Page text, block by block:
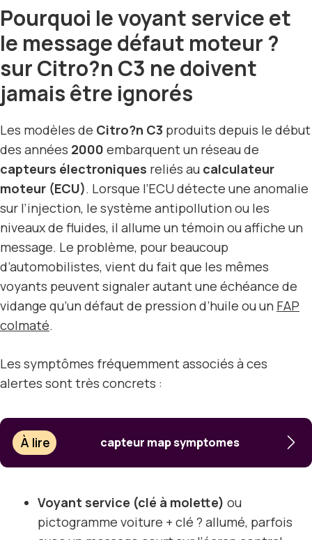
Pourquoi le voyant service et
le message défaut moteur ?
sur Citro?n C3 ne doivent
jamais être ignorés
Les modèles de Citro?n C3 produits depuis le début
des années 2000 embarquent un réseau de
capteurs électroniques reliés au calculateur
moteur (ECU). Lorsque l’ECU détecte une anomalie
sur l’injection, le système antipollution ou les
niveaux de fluides, il allume un témoin ou affiche un
message. Le problème, pour beaucoup
d’automobilistes, vient du fait que les mêmes
voyants peuvent signaler autant une échéance de
vidange qu’un défaut de pression d’huile ou un FAP
colmaté.
Les symptômes fréquemment associés à ces
alertes sont très concrets :
À lire capteur map symptomes
Voyant service (clé à molette) ou
pictogramme voiture + clé ? allumé, parfois